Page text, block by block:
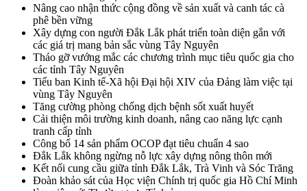
Nâng cao nhận thức cộng đồng về sản xuất và canh tác cà
phê bền vững
Xây dựng con người Đắk Lắk phát triển toàn diện gắn với
các giá trị mang bản sắc vùng Tây Nguyên
Tháo gỡ vướng mắc các chương trình mục tiêu quốc gia cho
các tỉnh Tây Nguyên
Tiểu ban Kinh tế-Xã hội Đại hội XIV của Đảng làm việc tại
vùng Tây Nguyên
Tăng cường phòng chống dịch bệnh sốt xuất huyết
Cải thiện môi trường kinh doanh, nâng cao năng lực cạnh
tranh cấp tỉnh
Công bố 14 sản phẩm OCOP đạt tiêu chuẩn 4 sao
Đắk Lắk không ngừng nỗ lực xây dựng nông thôn mới
Kết nối cung cầu giữa tỉnh Đắk Lắk, Trà Vinh và Sóc Trăng
Đoàn khảo sát của Học viện Chính trị quốc gia Hồ Chí Minh